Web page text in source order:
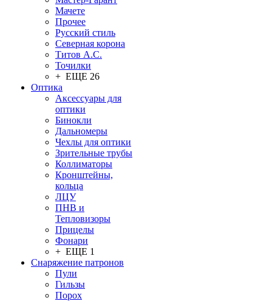
Мачете
Прочее
Русский стиль
Северная корона
Титов А.С.
Точилки
+ ЕЩЕ 26
Оптика
Аксессуары для
оптики
Бинокли
Дальномеры
Чехлы для оптики
Зрительные трубы
Коллиматоры
Кронштейны,
кольца
ЛЦУ
ПНВ и
Тепловизоры
Прицелы
Фонари
+ ЕЩЕ 1
Снаряжение патронов
Пули
Гильзы
Порох